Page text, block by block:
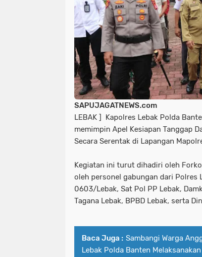
SAPUJAGATNEWS.com
LEBAK ] Kapolres Lebak Polda
memimpin Apel Kesiapan Tanggap
Secara Serentak di Lapangan
Kegiatan ini turut dihadiri oleh
oleh personel gabungan dari Polres
0603/Lebak, Sat Pol PP Lebak,
Tagana Lebak, BPBD Lebak, serta
Baca Juga : Sambangi Warga
Lebak Polda Banten